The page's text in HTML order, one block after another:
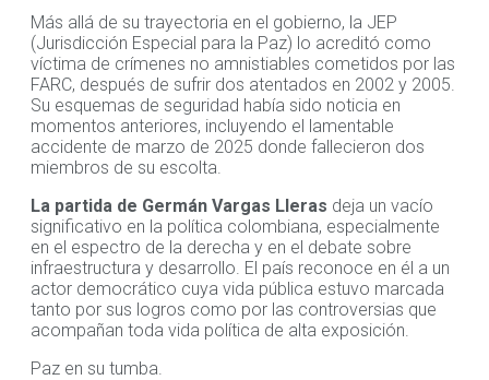
Más allá de su trayectoria en el gobierno, la JEP
(Jurisdicción Especial para la Paz) lo acreditó como
víctima de crímenes no amnistiables cometidos por las
FARC, después de sufrir dos atentados en 2002 y 2005.
Su esquemas de seguridad había sido noticia en
momentos anteriores, incluyendo el lamentable
accidente de marzo de 2025 donde fallecieron dos
miembros de su escolta.
La partida de Germán Vargas Lleras deja un vacío
significativo en la política colombiana, especialmente
en el espectro de la derecha y en el debate sobre
infraestructura y desarrollo. El país reconoce en él a un
actor democrático cuya vida pública estuvo marcada
tanto por sus logros como por las controversias que
acompañan toda vida política de alta exposición.
Paz en su tumba.